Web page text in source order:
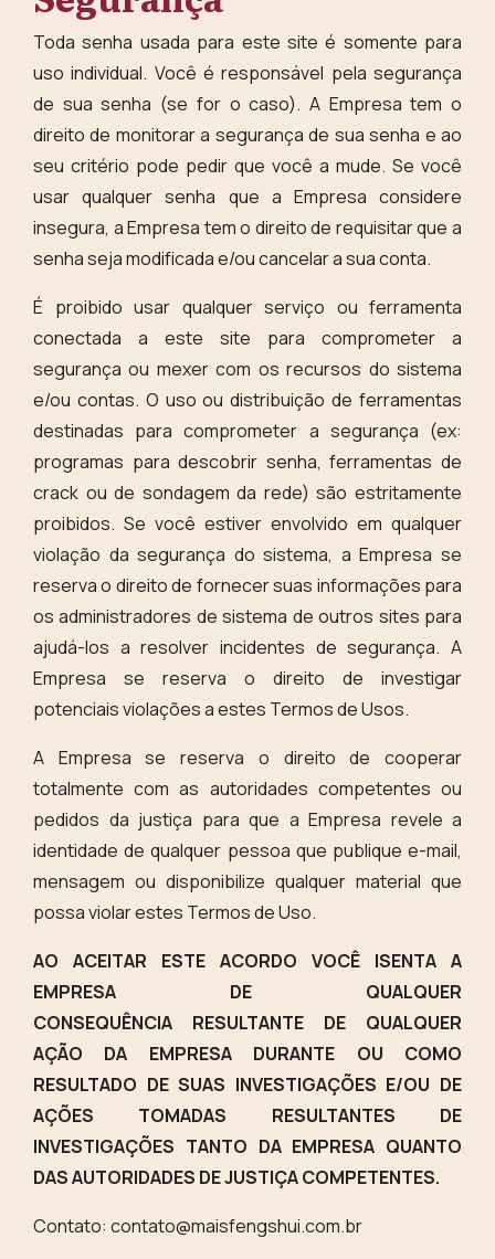
Toda senha usada para este site é somente para
uso individual. Você é responsável pela segurança
de sua senha (se for o caso). A Empresa tem o
direito de monitorar a segurança de sua senha e ao
seu critério pode pedir que você a mude. Se você
usar qualquer senha que a Empresa considere
insegura, a Empresa tem o direito de requisitar que a
senha seja modificada e/ou cancelar a sua conta.
É proibido usar qualquer serviço ou ferramenta
conectada a este site para comprometer a
segurança ou mexer com os recursos do sistema
e/ou contas. O uso ou distribuição de ferramentas
destinadas para comprometer a segurança (ex:
programas para descobrir senha, ferramentas de
crack ou de sondagem da rede) são estritamente
proibidos. Se você estiver envolvido em qualquer
violação da segurança do sistema, a Empresa se
reserva o direito de fornecer suas informações para
os administradores de sistema de outros sites para
ajudá-los a resolver incidentes de segurança. A
Empresa se reserva o direito de investigar
potenciais violações a estes Termos de Usos.
A Empresa se reserva o direito de cooperar
totalmente com as autoridades competentes ou
pedidos da justiça para que a Empresa revele a
identidade de qualquer pessoa que publique e-mail,
mensagem ou disponibilize qualquer material que
possa violar estes Termos de Uso.
AO ACEITAR ESTE ACORDO VOCÊ ISENTA A
EMPRESA DE QUALQUER
CONSEQUÊNCIA RESULTANTE DE QUALQUER
AÇÃO DA EMPRESA DURANTE OU COMO
RESULTADO DE SUAS INVESTIGAÇÕES E/OU DE
AÇÕES TOMADAS RESULTANTES DE
INVESTIGAÇÕES TANTO DA EMPRESA QUANTO
DAS AUTORIDADES DE JUSTIÇA COMPETENTES.
Contato: contato@maisfengshui.com.br